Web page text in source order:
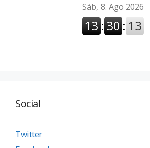
Social
Twitter